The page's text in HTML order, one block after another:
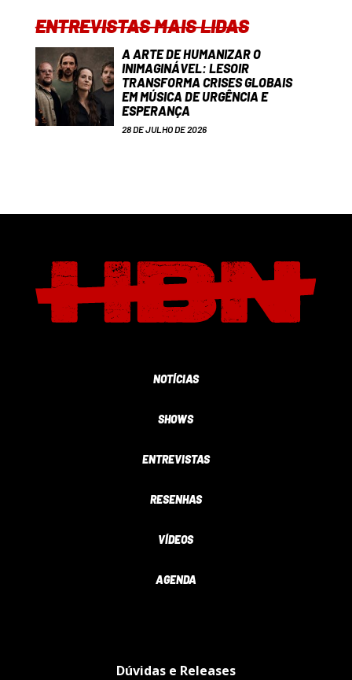
ENTREVISTAS MAIS LIDAS
A ARTE DE HUMANIZAR O
INIMAGINÁVEL: LESOIR
TRANSFORMA CRISES GLOBAIS
EM MÚSICA DE URGÊNCIA E
ESPERANÇA
28 DE JULHO DE 2026
NOTÍCIAS
SHOWS
ENTREVISTAS
RESENHAS
VÍDEOS
AGENDA
Dúvidas e Releases